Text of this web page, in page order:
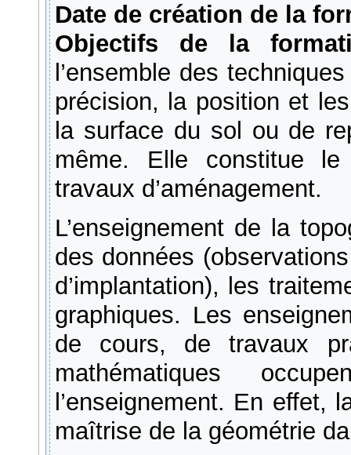
Date de création de la
Objectifs de la
l’ensemble des
précision, la position et
la surface du sol ou de
même. Elle constitue
travaux d’aménagement.
L’enseignement de la
des données
d’implantation), les
graphiques. Les
de cours, de travaux
mathématiques
l’enseignement. En effet,
maîtrise de la géométrie